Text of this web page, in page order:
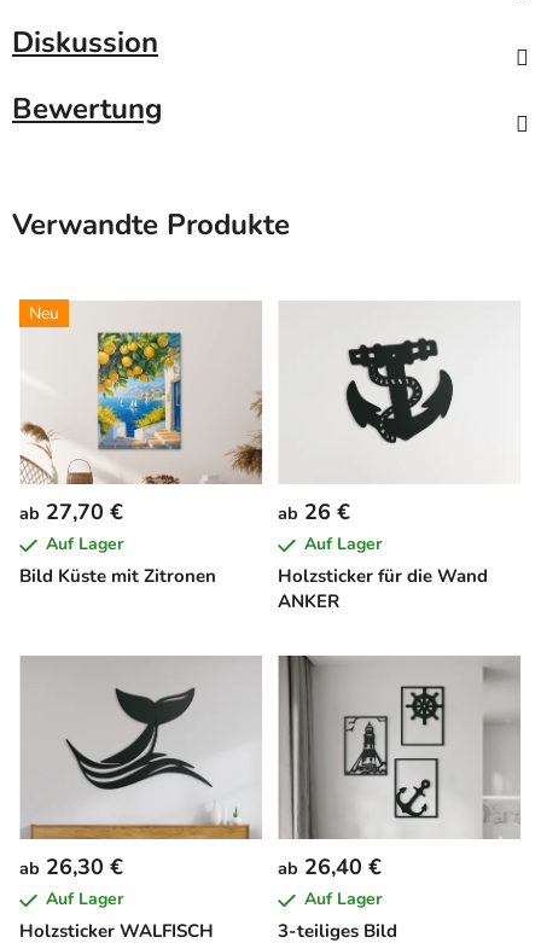
Diskussion
Bewertung
Verwandte Produkte
Neu
Bild Küste mit Zitronen
ab 27,70 €
Auf Lager
Holzsticker für die Wand
ANKER
ab 26 €
Auf Lager
Holzsticker WALFISCH
ab 26,30 €
Auf Lager
3-teiliges Bild
ab 26,40 €
Auf Lager